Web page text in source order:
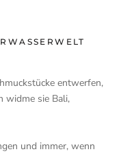
entwerfen,
widme sie Bali,
und immer, wenn